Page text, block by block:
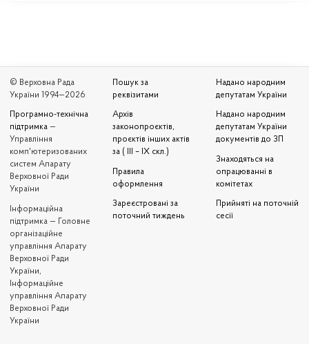
© Верховна Рада
України 1994—2026
Програмно-технічна
підтримка —
Управління
комп'ютеризованих
систем Апарату
Верховної Ради
України
Iнформаційна
підтримка — Головне
організаційне
управління Апарату
Верховної Ради
України,
Інформаційне
управління Апарату
Верховної Ради
України
Пошук за
реквізитами
Архів
законопроєктів,
проєктів інших актів
за ( III – IX скл.)
Правила
оформлення
Зареєстровані за
поточний тиждень
Надано народним
депутатам України
Надано народним
депутатам України
документів до ЗП
Знаходяться на
опрацюванні в
комітетах
Прийняті на поточній
сесії